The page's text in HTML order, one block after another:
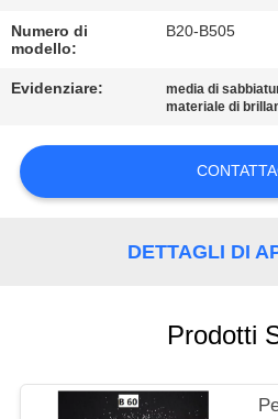
CONTATTICI
NOTIZIE
RICHIEDA
UNA
CITAZIONE
SITO
Numero di
modello:
B20-B505
Evidenziare: media di
materiale di
DETTAGLI DI
Prodotti